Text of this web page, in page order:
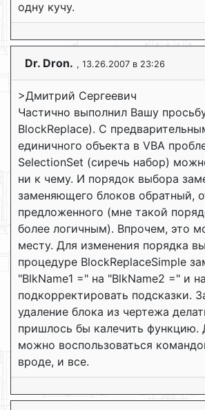
одну кучу.
Dr. Dron. , 13.26.2007 в 23:26
>Дмитрий Сергеевич
Частично выполнил Вашу
BlockReplace). C
единичного объекта в VBA
SelectionSet (сиречь набор)
ни к чему. И порядок выбора
заменяющего блоков обратный,
предложенного (мне такой
более логичным). Впрочем, это
месту. Для изменения порядка
процедуре BlockReplaceSimple
"BlkName1 =" на "BlkName2 =" и
подкорректировать подсказки.
удаление блока из чертежа
пришлось бы калечить функцию.
можно воспользоваться
вроде, и все.